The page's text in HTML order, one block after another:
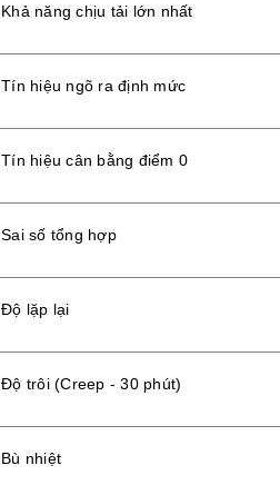
Khả năng chịu tải lớn nhất
Tín hiệu ngõ ra định mức
Tín hiệu cân bằng điểm 0
Sai số tổng hợp
Độ lặp lại
Độ trôi (Creep - 30 phút)
Bù nhiệt